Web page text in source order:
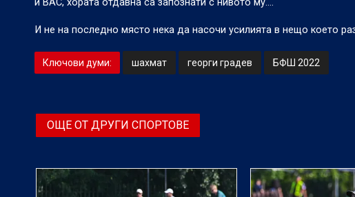
и ВАС, хората отдавна са запознати с нивото му….
И не на последно място нека да насочи усилията в нещо което
Ключови думи: шахмат георги градев БФШ 2022
ОЩЕ ОТ ДРУГИ СПОРТОВЕ